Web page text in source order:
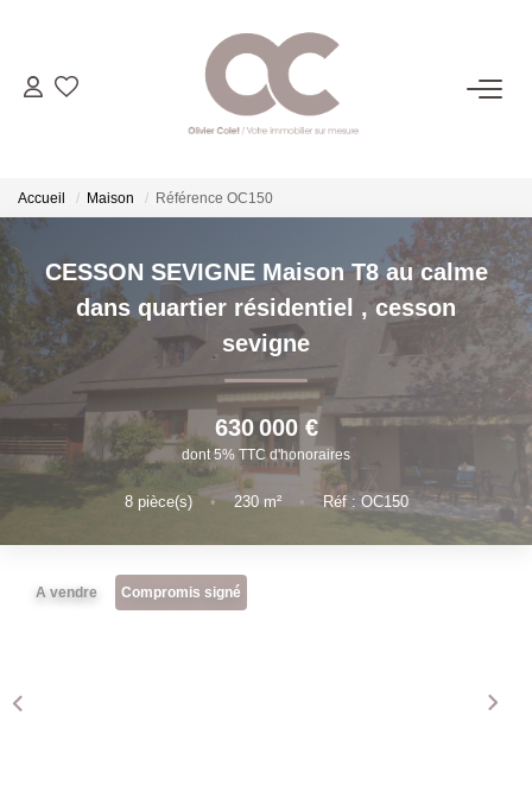
06.14.98.69.34
ACHETER
LOUER
ESTIMER
L'AGENCE
CONTACT
Accueil Maison Référence OC150
CESSON SEVIGNE Maison T8 au calme
dans quartier résidentiel ,cesson
sevigne
630 000 €
dont 5% TTC d'honoraires
8pièce(s) • 230m² • Réf : OC150
A vendre Compromis signé